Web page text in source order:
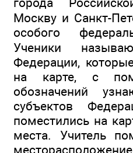
Москву и Санкт-
особого
Ученики
Федерации,
на карте, с
обозначений
субъектов
поместились на
места. Учитель